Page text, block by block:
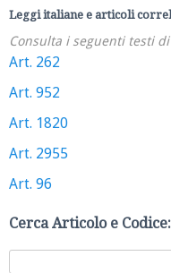
Leggi italiane e articoli
Consulta i seguenti testi
Art. 262
Art. 952
Art. 1820
Art. 2955
Art. 96
Cerca Articolo e Codice: